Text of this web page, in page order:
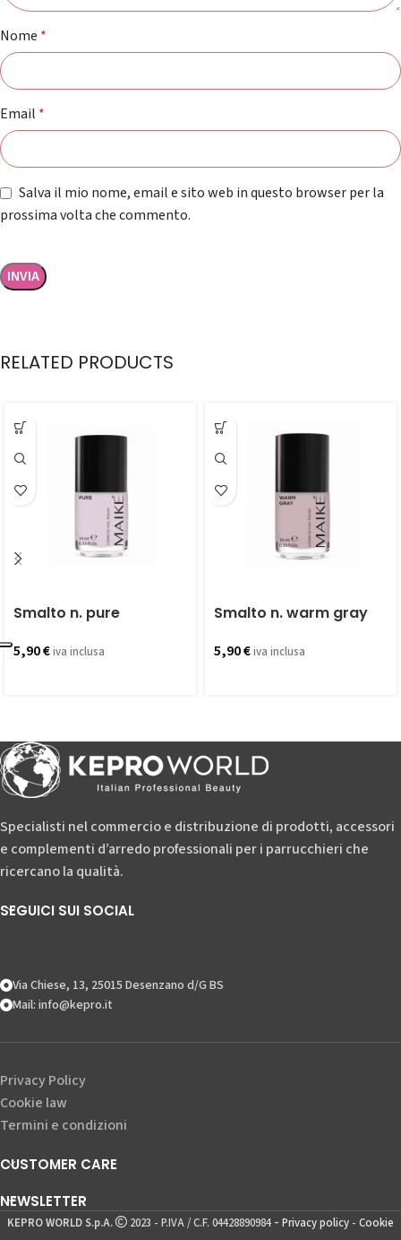
Nome *
Email *
Salva il mio nome, email e sito web in questo browser per la
prossima volta che commento.
RELATED PRODUCTS
Smalto n. pure
5,90€iva inclusa
Smalto n. warm gray
5,90€iva inclusa
Specialisti nel commercio e distribuzione di prodotti, accessori
e complementi d’arredo professionali per i parrucchieri che
ricercano la qualità.
SEGUICI SUI SOCIAL
Via Chiese, 13, 25015 Desenzano d/G BS
Mail: info@kepro.it
Privacy Policy
Cookie law
Termini e condizioni
CUSTOMER CARE
NEWSLETTER
KEPRO WORLD S.p.A. 2023 - P.IVA / C.F. 04428890984 - Privacy policy - Cookie